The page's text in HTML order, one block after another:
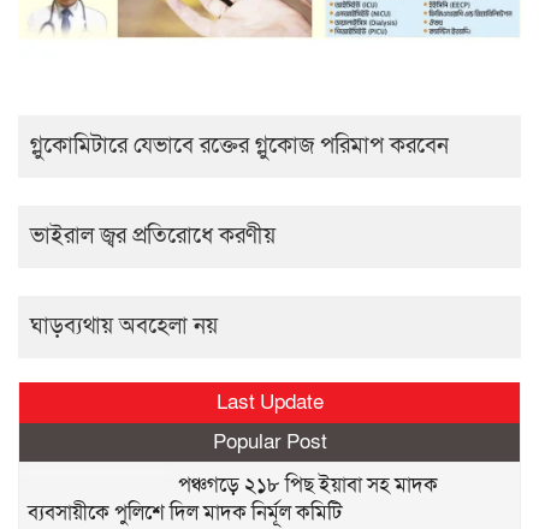
গ্লুকোমিটারে যেভাবে রক্তের গ্লুকোজ পরিমাপ করবেন
ভাইরাল জ্বর প্রতিরোধে করণীয়
ঘাড়ব্যথায় অবহেলা নয়
Last Update
Popular Post
পঞ্চগড়ে ২১৮ পিছ ইয়াবা সহ মাদক
ব্যবসায়ীকে পুলিশে দিল মাদক নির্মূল কমিটি